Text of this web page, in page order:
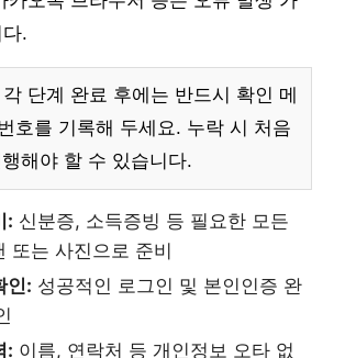
.
각 단계 완료 후에는 반드시 확인 메
호를 기록해 두세요. 누락 시 처음
해야 할 수 있습니다.
: 신분증, 소득증빙 등 필요한 모든
또는 사진으로 준비
인: 성공적인 로그인 및 본인인증 완
: 이름, 연락처 등 개인정보 오타 없